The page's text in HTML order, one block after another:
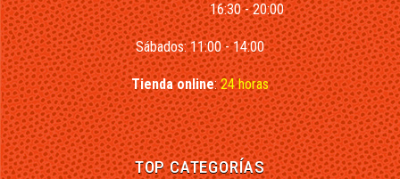
16:30 - 20:00
Sábados: 11:00 - 14:00
Tienda online:24 horas
TOP CATEGORÍAS